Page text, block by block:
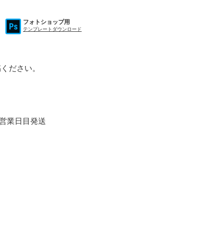
フォトショップ用
テンプレートダウンロード
ださい。
業日目発送